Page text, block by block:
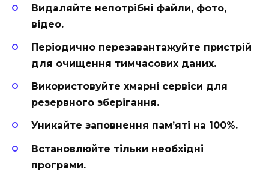
Видаляйте непотрібні файли, фото,
відео.
Періодично перезавантажуйте пристрій
для очищення тимчасових даних.
Використовуйте хмарні сервіси для
резервного зберігання.
Уникайте заповнення пам’яті на 100%.
Встановлюйте тільки необхідні
програми.